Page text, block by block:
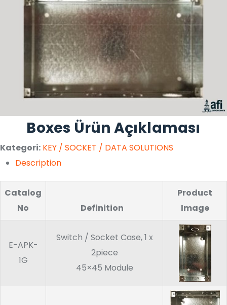
Boxes Ürün Açıklaması
Kategori: KEY / SOCKET / DATA SOLUTIONS
Description
Catalog
No
Definition
Product
Image
E-APK-
1G
Switch / Socket Case, 1 x
2piece
45×45 Module